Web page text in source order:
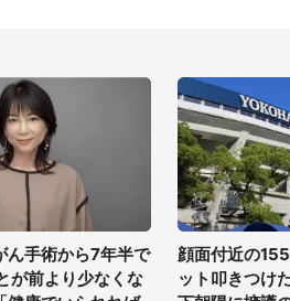
ん手術から7年半で
が前より少なくな
顔面付近の
ット叩きつけ